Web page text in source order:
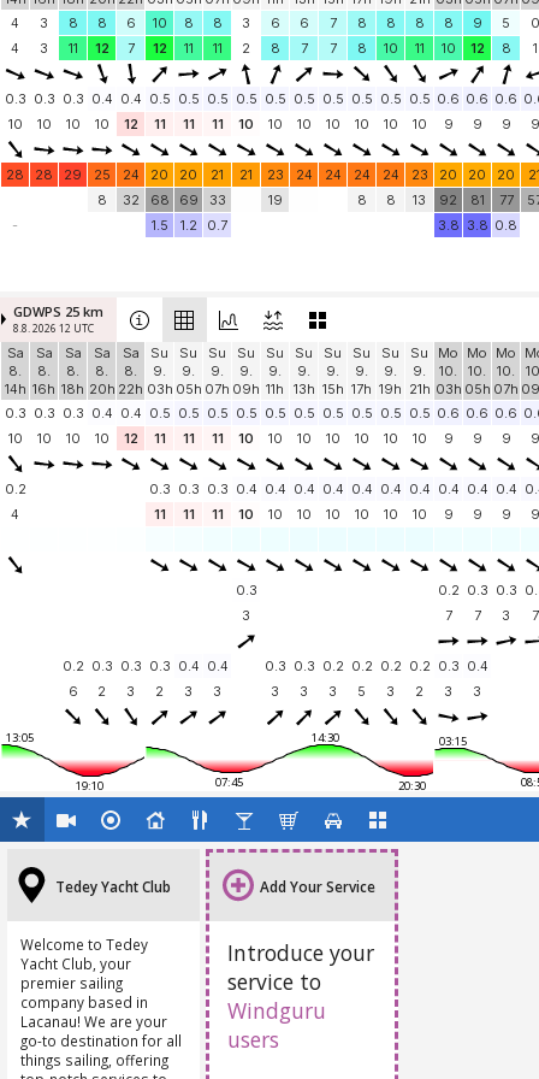
4
3 8 8 6 10 8 8 3 6 6 7 8 8 8 8 9 5
0
4
3 11 12 7 12 11 11 2 8 7 7 8 10 11 10 12 8 1
0.3 0.3 0.3 0.4 0.4 0.5 0.5 0.5 0.5 0.5 0.5 0.5 0.5 0.5 0.5 0.6 0.6 0.6
10
10 10 10 12 11 11 11 10 10 10 10 10 10 10 9 9 9 9
28 28 29 25 24 20 20 21 21 23 24 24 24 24 23 20 20 20
8
32 68 69 33 19 8 8 13 92 81 77
-
1.5 1.2 0.7 3.8 3.8 0.8
GDWPS 25 km
8.8. 2026 12 UTC
Sa
8.
14h
Sa
8.
16h
Sa
8.
18h
Sa
8.
20h
Sa
8.
22h
Su
9.
03h
Su
9.
05h
Su
9.
07h
Su
9.
09h
Su
9.
11h
Su
9.
13h
Su
9.
15h
Su
9.
17h
Su
9.
19h
Su
9.
21h
Mo
10.
03h
Mo
10.
05h
Mo
10.
07h
0.3 0.3 0.3 0.4 0.4 0.5 0.5 0.5 0.5 0.5 0.5 0.5 0.5 0.5 0.5 0.6 0.6 0.6
10
10 10 10 12 11 11 11 10 10 10 10 10 10 10 9 9 9 9
0.2 0.3 0.3 0.3 0.4 0.4 0.4 0.4 0.4 0.4 0.4 0.4 0.4 0.4
4
11 11 11 10 10 10 10 10 10 10 9 9 9 9
0.3 0.2 0.3 0.3
3
7 7 3 7
0.2 0.3 0.3 0.3 0.4 0.4 0.3 0.3 0.2 0.2 0.2 0.2 0.3 0.4
6
2 3 2 3 3 3 3 3 5 3 2 3 3
13:05
19:10
14:30
07:45 20:30
03:15
Tedey Yacht Club
Welcome to Tedey
Yacht Club, your
premier sailing
company based in
Lacanau! We are your
go-to destination for all
things sailing, offering
Add Your Service
Introduce your
service to
Windguru
users